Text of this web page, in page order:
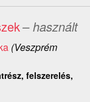
– használt
(Veszprém
felszerelés,